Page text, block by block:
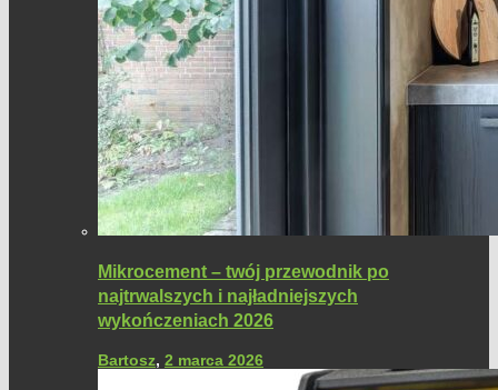
Mikrocement – twój przewodnik po
najtrwalszych i najładniejszych
wykończeniach 2026
Bartosz, 2 marca 2026